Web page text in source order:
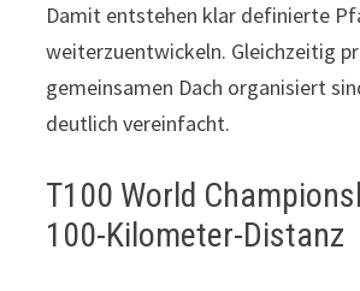
Damit entstehen klar definierte
weiterzuentwickeln. Gleichzeitig
gemeinsamen Dach organisiert
deutlich vereinfacht.
T100 World
100-Kilometer-Distanz